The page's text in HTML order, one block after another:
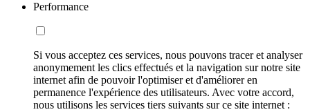
Performance
Si vous acceptez ces services, nous pouvons tracer et analyser
anonymement les clics effectués et la navigation sur notre site
internet afin de pouvoir l'optimiser et d'améliorer en
permanence l'expérience des utilisateurs. Avec votre accord,
nous utilisons les services tiers suivants sur ce site internet :